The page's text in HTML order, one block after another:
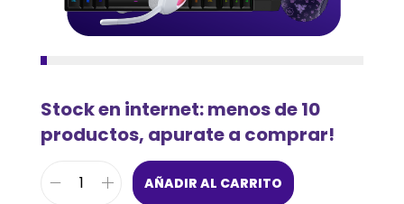
Stock en internet: menos de 10
productos, apurate a comprar!
AÑADIR AL CARRITO